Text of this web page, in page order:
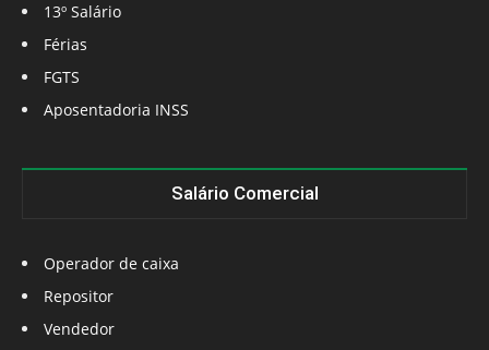
13º Salário
Férias
FGTS
Aposentadoria INSS
Salário Comercial
Operador de caixa
Repositor
Vendedor